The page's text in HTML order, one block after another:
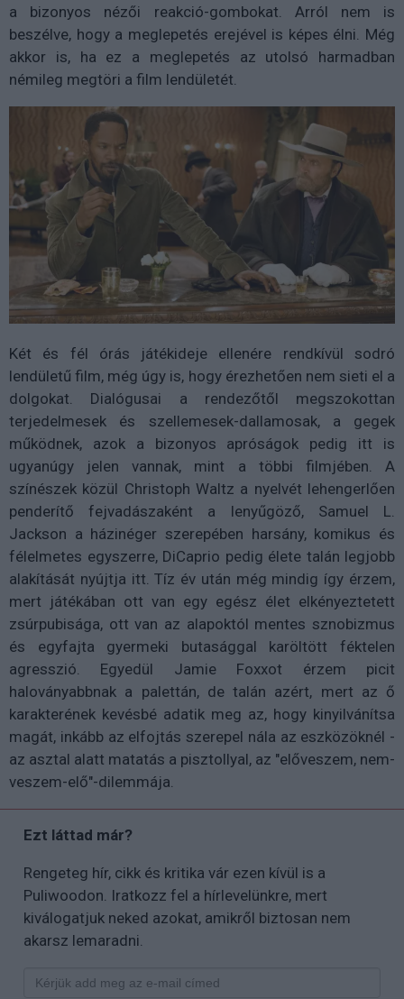
a bizonyos nézői reakció-gombokat. Arról nem is
beszélve, hogy a meglepetés erejével is képes élni. Még
akkor is, ha ez a meglepetés az utolsó harmadban
némileg megtöri a film lendületét.
Két és fél órás játékideje ellenére rendkívül sodró
lendületű film, még úgy is, hogy érezhetően nem sieti el a
dolgokat. Dialógusai a rendezőtől megszokottan
terjedelmesek és szellemesek-dallamosak, a gegek
működnek, azok a bizonyos apróságok pedig itt is
ugyanúgy jelen vannak, mint a többi filmjében. A
színészek közül Christoph Waltz a nyelvét lehengerlően
penderítő fejvadászaként a lenyűgöző, Samuel L.
Jackson a házinéger szerepében harsány, komikus és
félelmetes egyszerre, DiCaprio pedig élete talán legjobb
alakítását nyújtja itt. Tíz év után még mindig így érzem,
mert játékában ott van egy egész élet elkényeztetett
zsúrpubisága, ott van az alapoktól mentes sznobizmus
és egyfajta gyermeki butasággal karöltött féktelen
agresszió. Egyedül Jamie Foxxot érzem picit
haloványabbnak a palettán, de talán azért, mert az ő
karakterének kevésbé adatik meg az, hogy kinyilvánítsa
magát, inkább az elfojtás szerepel nála az eszközöknél -
az asztal alatt matatás a pisztollyal, az "előveszem, nem-
veszem-elő"-dilemmája.
Ezt láttad már?
Rengeteg hír, cikk és kritika vár ezen kívül is a
Puliwoodon. Iratkozz fel a hírlevelünkre, mert
kiválogatjuk neked azokat, amikről biztosan nem
akarsz lemaradni.